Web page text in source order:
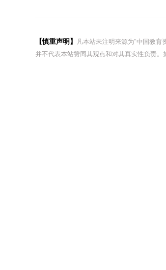
【慎重声明】
凡本站未注明来源为"中国教育
并不代表本站赞同其观点和对其真实性负责